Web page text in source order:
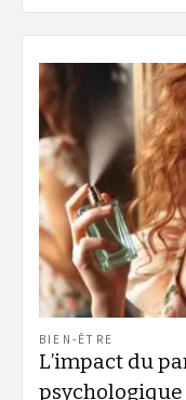
BIEN-ÊTRE
L’impact du
psychologique